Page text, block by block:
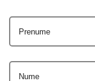
Prenume
Nume